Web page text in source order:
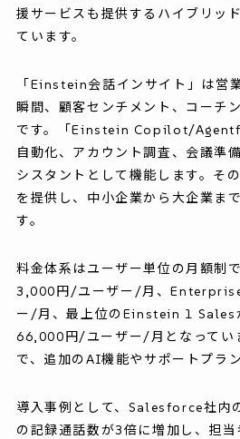
援サービスも提供するハイブリッ
ています。
「Einstein会話インサイト」は営
瞬間、顧客センチメント、コーチ
です。「Einstein Copilot/
自動化、アカウント調査、会議準
シスタントとして機能します。そ
を提供し、中小企業から大企業ま
す。
料金体系はユーザー単位の月額制
3,000円/ユーザー/月、
ー/月、最上位のEinstein 1 Sales
66,000円/ユーザー/月となってい
で、追加のAI機能やサポートプラ
導入事例として、Salesforce社内
の記録通話数が3倍に増加し、担